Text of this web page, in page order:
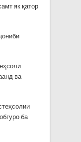
як қатор
ва
ба